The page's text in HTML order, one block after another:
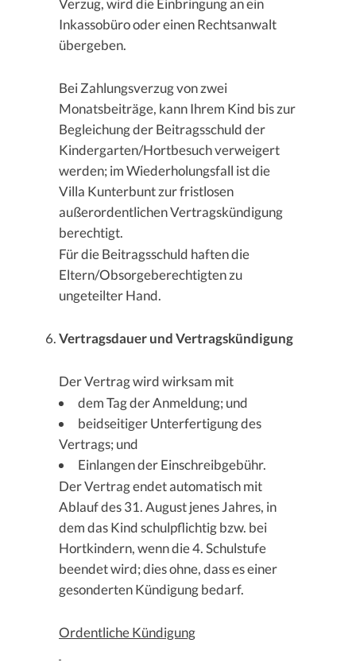
Verzug, wird die Einbringung an ein
Inkassobüro oder einen Rechtsanwalt
übergeben.
Bei Zahlungsverzug von zwei
Monatsbeiträge, kann Ihrem Kind bis zur
Begleichung der Beitragsschuld der
Kindergarten/Hortbesuch verweigert
werden; im Wiederholungsfall ist die
Villa Kunterbunt zur fristlosen
außerordentlichen Vertragskündigung
berechtigt.
Für die Beitragsschuld haften die
Eltern/Obsorgeberechtigten zu
ungeteilter Hand.
Vertragsdauer und Vertragskündigung
Der Vertrag wird wirksam mit
dem Tag der Anmeldung; und
beidseitiger Unterfertigung des
Vertrags; und
Einlangen der Einschreibgebühr.
Der Vertrag endet automatisch mit
Ablauf des 31. August jenes Jahres, in
dem das Kind schulpflichtig bzw. bei
Hortkindern, wenn die 4. Schulstufe
beendet wird; dies ohne, dass es einer
gesonderten Kündigung bedarf.
Ordentliche Kündigung